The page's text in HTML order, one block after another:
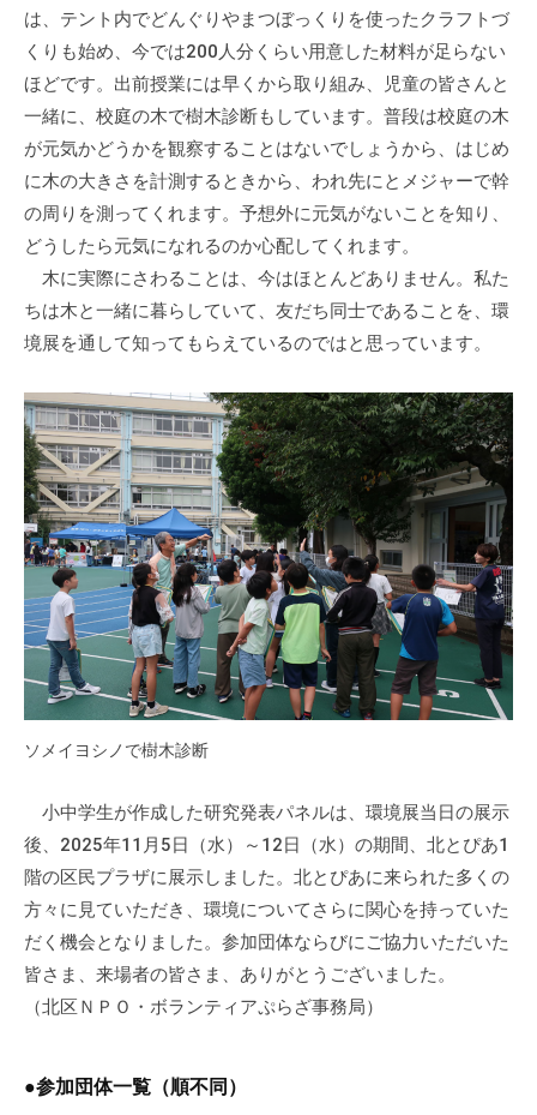
っ
て
い
ま
す
。
場
所
北
と
あ
1
1
階
で
す
。
は、テント内でどんぐりやまつぼっくりを使ったクラフトづ
くりも始め、今では200人分くらい用意した材料が足らない
ほどです。出前授業には早くから取り組み、児童の皆さんと
一緒に、校庭の木で樹木診断もしています。普段は校庭の木
が元気かどうかを観察することはないでしょうから、はじめ
に木の大きさを計測するときから、われ先にとメジャーで幹
の周りを測ってくれます。予想外に元気がないことを知り、
どうしたら元気になれるのか心配してくれます。
木に実際にさわることは、今はほとんどありません。私た
ちは木と一緒に暮らしていて、友だち同士であることを、環
境展を通して知ってもらえているのではと思っています。
ソメイヨシノで樹木診断
小中学生が作成した研究発表パネルは、環境展当日の展示
後、2025年11月5日（水）～12日（水）の期間、北とぴあ1
階の区民プラザに展示しました。北とぴあに来られた多くの
方々に見ていただき、環境についてさらに関心を持っていた
だく機会となりました。参加団体ならびにご協力いただいた
皆さま、来場者の皆さま、ありがとうございました。
（北区ＮＰＯ・ボランティアぷらざ事務局）
●参加団体一覧（順不同）